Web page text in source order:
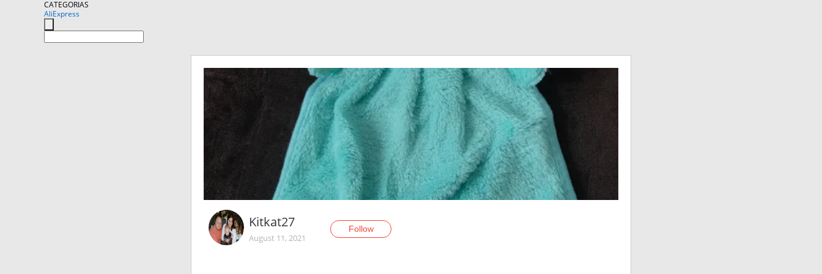
CATEGORIAS
AliExpress
Kitkat27
August 11, 2021
Follow